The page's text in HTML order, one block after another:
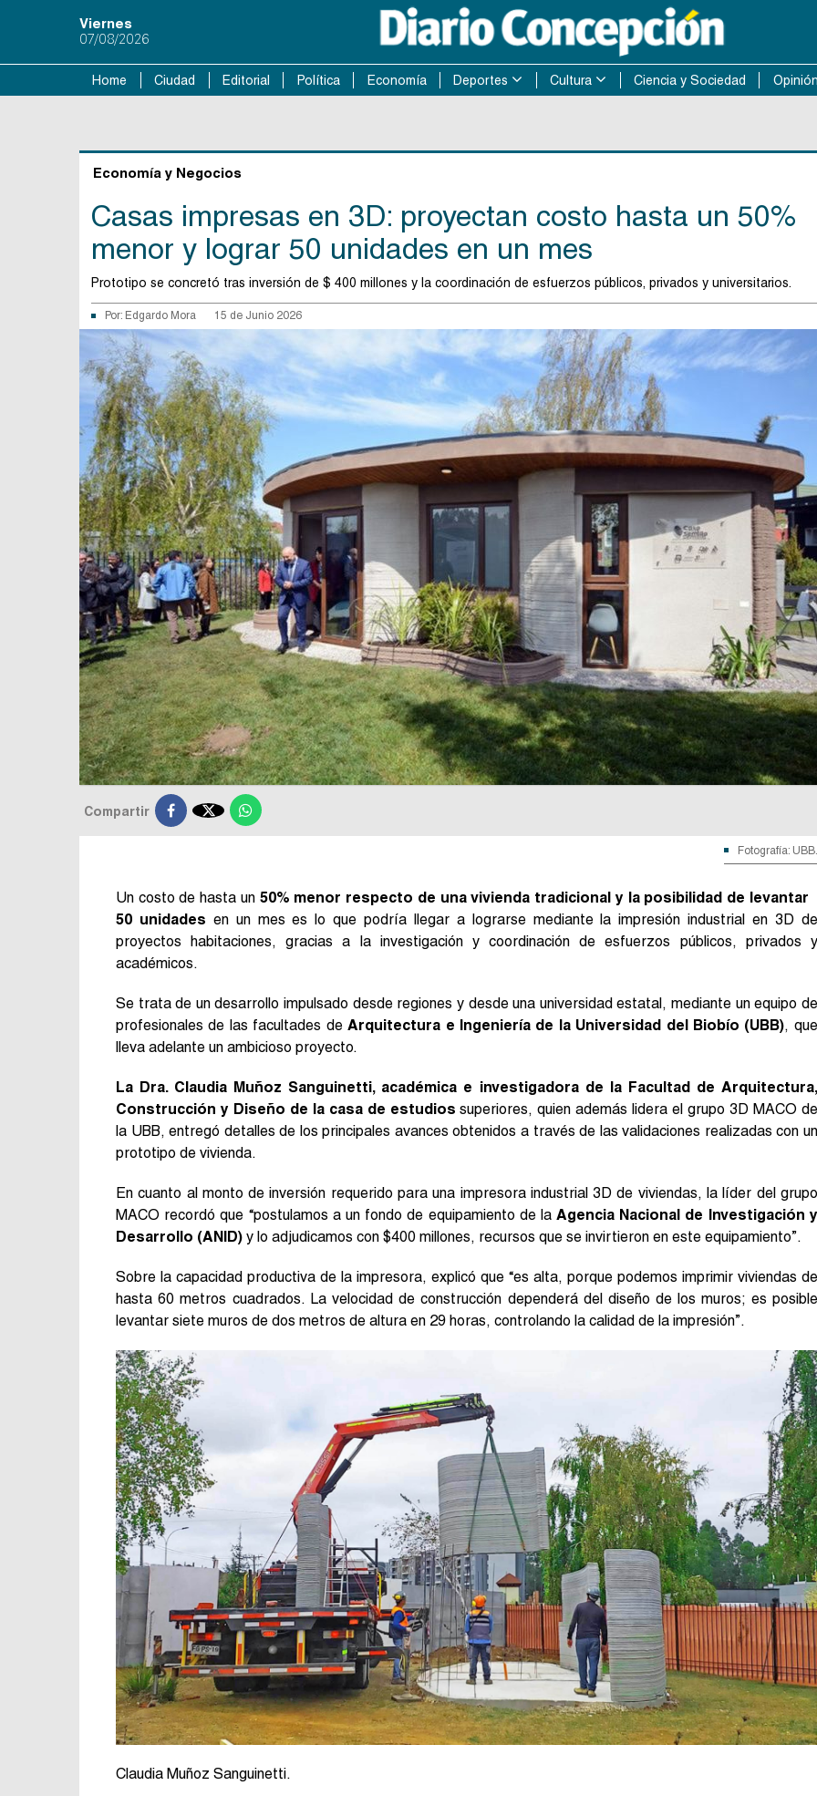
Viernes
07/08/2026
Home Ciudad Editorial Política Economía Deportes Cultura Ciencia y Sociedad Opinión
Economía y Negocios
Casas impresas en 3D: proyectan costo hasta un 50%
menor y lograr 50 unidades en un mes
Prototipo se concretó tras inversión de $ 400 millones y la coordinación de esfuerzos públicos, privados y universitarios.
Por: Edgardo Mora 15 de Junio 2026
Compartir 
Fotografía: UBB.
Un costo de hasta un 50% menor respecto de una vivienda tradicional y la posibilidad de levantar
50 unidades en un mes es lo que podría llegar a lograrse mediante la impresión industrial en 3D de
proyectos habitaciones, gracias a la investigación y coordinación de esfuerzos públicos, privados y
académicos.
Se trata de un desarrollo impulsado desde regiones y desde una universidad estatal, mediante un equipo de
profesionales de las facultades deArquitectura e Ingeniería de la Universidad del Biobío (UBB), que
lleva adelante un ambicioso proyecto.
La Dra. Claudia Muñoz Sanguinetti, académica e investigadora de la Facultad de Arquitectura,
Construcción y Diseño de la casa de estudios superiores, quien además lidera el grupo 3D MACO de
la UBB, entregó detalles de los principales avances obtenidos a través de las validaciones realizadas con un
prototipo de vivienda.
En cuanto al monto de inversión requerido para una impresora industrial 3D de viviendas, la líder del grupo
MACO recordó que “postulamos a un fondo de equipamiento de laAgencia Nacional de Investigación y
Desarrollo (ANID) y lo adjudicamos con $400 millones, recursos que se invirtieron en este equipamiento”.
Sobre la capacidad productiva de la impresora, explicó que “es alta, porque podemos imprimir viviendas de
hasta 60 metros cuadrados. La velocidad de construcción dependerá del diseño de los muros; es posible
levantar siete muros de dos metros de altura en 29 horas, controlando la calidad de la impresión”.
Claudia Muñoz Sanguinetti.